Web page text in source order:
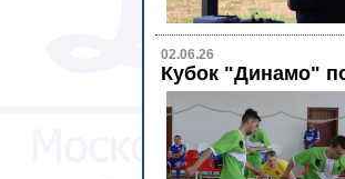
02.06.26
Кубок "Динамо"